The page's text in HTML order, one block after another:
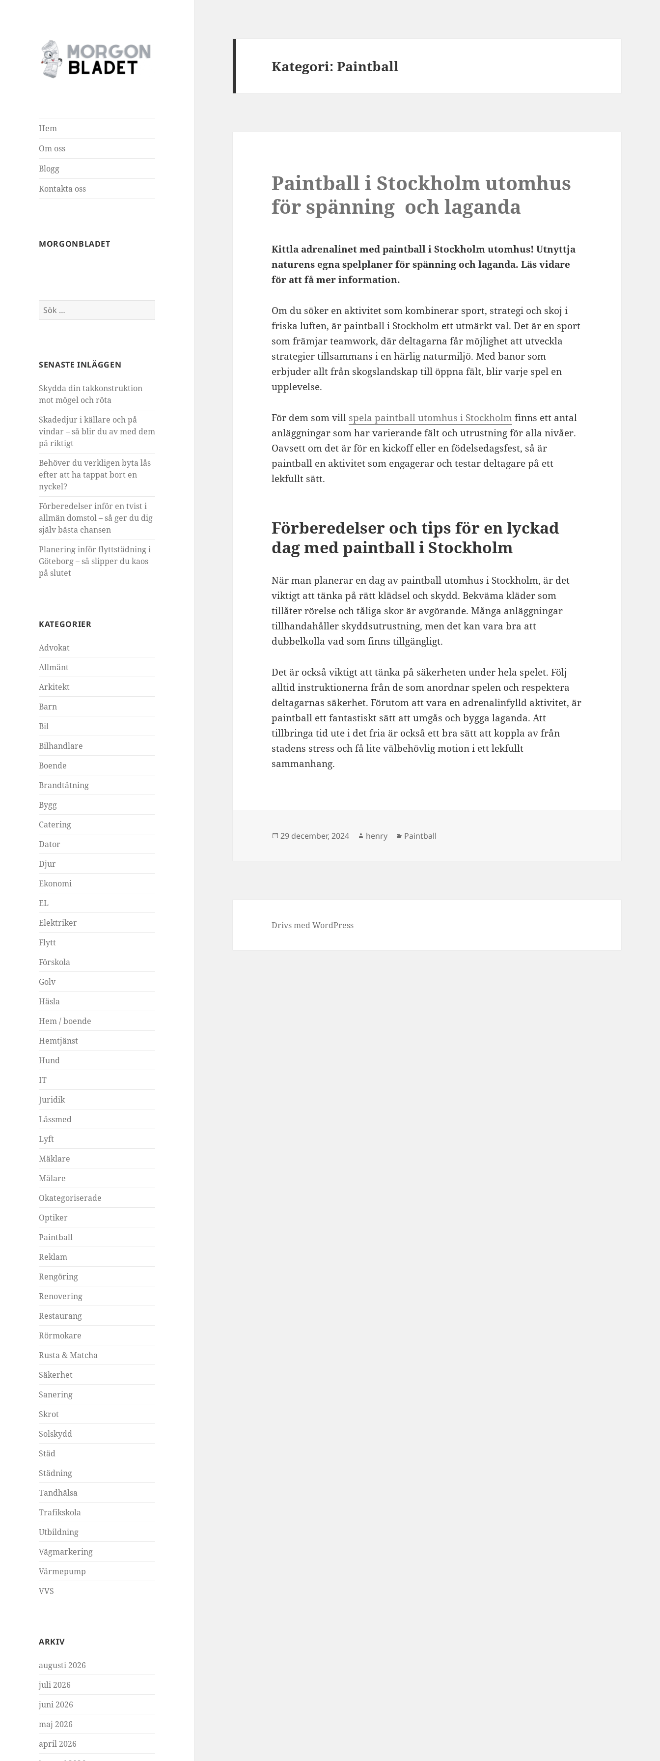
Hem
Om oss
Blogg
Kontakta oss
MORGONBLADET
Sök
efter:
SENASTE INLÄGGEN
Skydda din takkonstruktion
mot mögel och röta
Skadedjur i källare och på
vindar – så blir du av med dem
på riktigt
Behöver du verkligen byta lås
efter att ha tappat bort en
nyckel?
Förberedelser inför en tvist i
allmän domstol – så ger du dig
själv bästa chansen
Planering inför flyttstädning i
Göteborg – så slipper du kaos
på slutet
KATEGORIER
Advokat
Allmänt
Arkitekt
Barn
Bil
Bilhandlare
Boende
Brandtätning
Bygg
Catering
Dator
Djur
Ekonomi
EL
Elektriker
Flytt
Förskola
Golv
Häsla
Hem / boende
Hemtjänst
Hund
IT
Juridik
Låssmed
Lyft
Mäklare
Målare
Okategoriserade
Optiker
Paintball
Reklam
Rengöring
Renovering
Restaurang
Rörmokare
Rusta & Matcha
Säkerhet
Sanering
Skrot
Solskydd
Städ
Städning
Tandhälsa
Trafikskola
Utbildning
Vägmarkering
Värmepump
VVS
ARKIV
augusti 2026
juli 2026
juni 2026
maj 2026
april 2026
Kategori:Paintball
Paintball i Stockholm utomhus
för spänning och laganda
Kittla adrenalinet med paintball i Stockholm utomhus! Utnyttja
naturens egna spelplaner för spänning och laganda. Läs vidare
för att få mer information.
Om du söker en aktivitet som kombinerar sport, strategi och skoj i
friska luften, är paintball i Stockholm ett utmärkt val. Det är en sport
som främjar teamwork, där deltagarna får möjlighet att utveckla
strategier tillsammans i en härlig naturmiljö. Med banor som
erbjuder allt från skogslandskap till öppna fält, blir varje spel en
upplevelse.
För dem som vill spela paintball utomhus i Stockholmfinns ett antal
anläggningar som har varierande fält och utrustning för alla nivåer.
Oavsett om det är för en kickoff eller en födelsedagsfest, så är
paintball en aktivitet som engagerar och testar deltagare på ett
lekfullt sätt.
Förberedelser och tips för en lyckad
dag med paintball i Stockholm
När man planerar en dag av paintball utomhus i Stockholm, är det
viktigt att tänka på rätt klädsel och skydd. Bekväma kläder som
tillåter rörelse och tåliga skor är avgörande. Många anläggningar
tillhandahåller skyddsutrustning, men det kan vara bra att
dubbelkolla vad som finns tillgängligt.
Det är också viktigt att tänka på säkerheten under hela spelet. Följ
alltid instruktionerna från de som anordnar spelen och respektera
deltagarnas säkerhet. Förutom att vara en adrenalinfylld aktivitet, är
paintball ett fantastiskt sätt att umgås och bygga laganda. Att
tillbringa tid ute i det fria är också ett bra sätt att koppla av från
stadens stress och få lite välbehövlig motion i ett lekfullt
sammanhang.
Postat
29 december, 2024 Författare
henry Kategorier
Paintball
Drivs med WordPress